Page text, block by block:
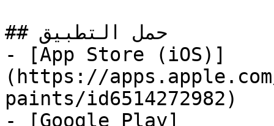
## حمل التطبيق
- [App Store (iOS)]
(https://
paints/id6514272982)
- [Google Play]